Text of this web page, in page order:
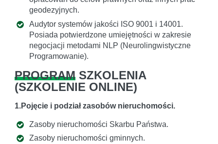
geodezyjnych.
Audytor systemów jakości ISO 9001 i 14001.
Posiada potwierdzone umiejętności w zakresie
negocjacji metodami NLP (Neurolingwistyczne
Programowanie).
PROGRAM SZKOLENIA
(SZKOLENIE ONLINE)
1.Pojęcie i podział zasobów nieruchomości.
Zasoby nieruchomości Skarbu Państwa.
Zasoby nieruchomości gminnych.